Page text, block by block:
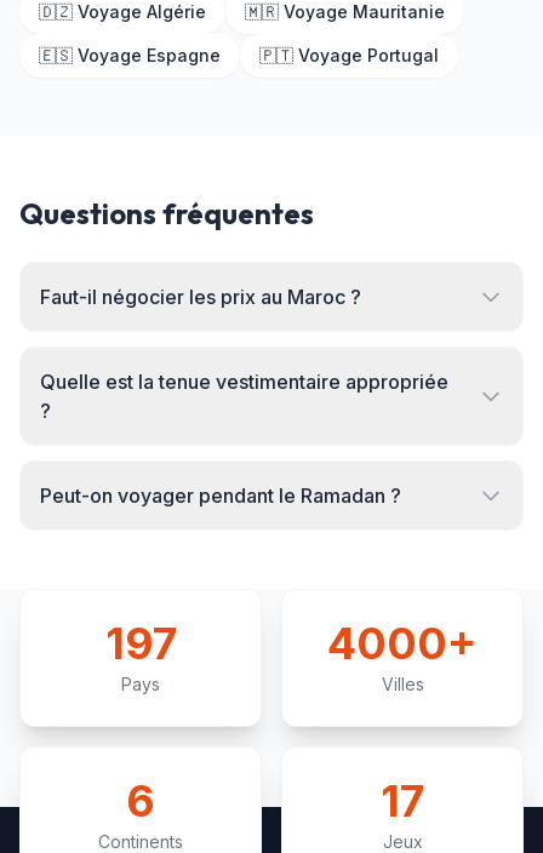
🇩🇿 Voyage Algérie 🇲🇷 Voyage Mauritanie
🇪🇸 Voyage Espagne 🇵🇹 Voyage Portugal
Questions fréquentes
Faut-il négocier les prix au Maroc ?
Quelle est la tenue vestimentaire appropriée
?
Peut-on voyager pendant le Ramadan ?
197
Pays
4000+
Villes
6
Continents
17
Jeux